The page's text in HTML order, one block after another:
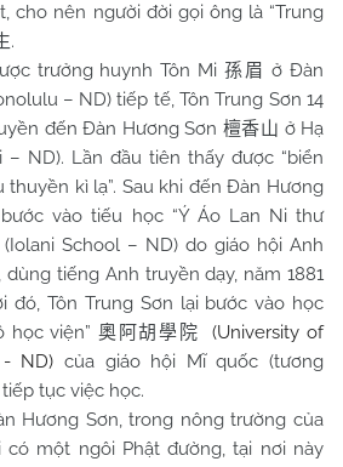
cho nên người đời gọi ông là “Trung
.
huynh Tôn Mi 孫眉 ở Đàn
– ND) tiếp tế, Tôn Trung Sơn 14
đến Đàn Hương Sơn 檀香山 ở Hạ
– ND). Lần đầu tiên thấy được “biển
kì lạ”. Sau khi đến Đàn Hương
vào tiếu học “Ý Áo Lan Ni thư
(Iolani School – ND) do giáo hội Anh
tiếng Anh truyền dạy, năm 1881
đó, Tôn Trung Sơn lại bước vào học
học viện” 奧阿胡學院
(University of
ND) của giáo hội Mĩ quốc (tương
tục việc học.
Sơn, trong nông trường của
có một ngôi Phật đường, tại nơi này